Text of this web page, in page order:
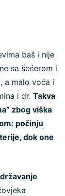
baš i nije
sa šećerom i
a malo voća i
i dr. Takva
zbog viška
počinju
dok one